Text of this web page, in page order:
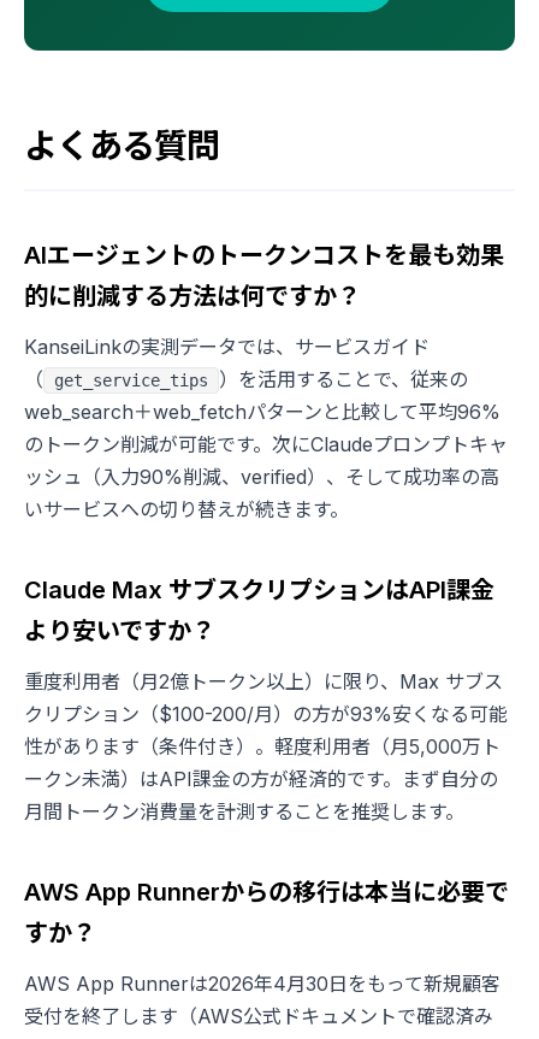
よくある質問
AIエージェントのトークンコストを最も効果
的に削減する方法は何ですか？
KanseiLinkの実測データでは、サービスガイド
（
get_service_tips
）を活用することで、従来の
web_search＋web_fetchパターンと比較して平均96%
のトークン削減が可能です。次にClaudeプロンプトキャ
ッシュ（入力90%削減、verified）、そして成功率の高
いサービスへの切り替えが続きます。
Claude Max サブスクリプションはAPI課金
より安いですか？
重度利用者（月2億トークン以上）に限り、Max サブス
クリプション（$100-200/月）の方が93%安くなる可能
性があります（条件付き）。軽度利用者（月5,000万ト
ークン未満）はAPI課金の方が経済的です。まず自分の
月間トークン消費量を計測することを推奨します。
AWS App Runnerからの移行は本当に必要で
すか？
AWS App Runnerは2026年4月30日をもって新規顧客
受付を終了します（AWS公式ドキュメントで確認済み